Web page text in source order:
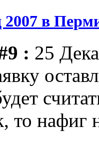
в
: 25
то нафиг